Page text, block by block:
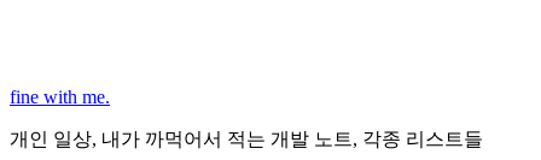
로
로
fine with me.
개인 일상, 내가 까먹어서 적는 개발 노트, 각종 리스트들